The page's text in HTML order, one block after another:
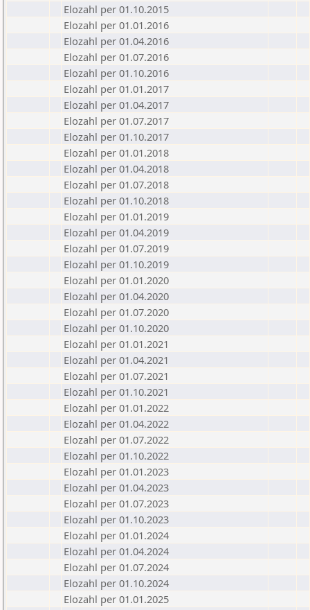
Elozahl per 01.10.2015
Elozahl per 01.01.2016
Elozahl per 01.04.2016
Elozahl per 01.07.2016
Elozahl per 01.10.2016
Elozahl per 01.01.2017
Elozahl per 01.04.2017
Elozahl per 01.07.2017
Elozahl per 01.10.2017
Elozahl per 01.01.2018
Elozahl per 01.04.2018
Elozahl per 01.07.2018
Elozahl per 01.10.2018
Elozahl per 01.01.2019
Elozahl per 01.04.2019
Elozahl per 01.07.2019
Elozahl per 01.10.2019
Elozahl per 01.01.2020
Elozahl per 01.04.2020
Elozahl per 01.07.2020
Elozahl per 01.10.2020
Elozahl per 01.01.2021
Elozahl per 01.04.2021
Elozahl per 01.07.2021
Elozahl per 01.10.2021
Elozahl per 01.01.2022
Elozahl per 01.04.2022
Elozahl per 01.07.2022
Elozahl per 01.10.2022
Elozahl per 01.01.2023
Elozahl per 01.04.2023
Elozahl per 01.07.2023
Elozahl per 01.10.2023
Elozahl per 01.01.2024
Elozahl per 01.04.2024
Elozahl per 01.07.2024
Elozahl per 01.10.2024
Elozahl per 01.01.2025